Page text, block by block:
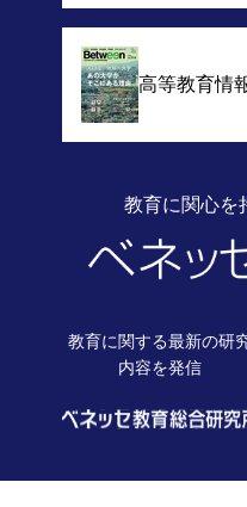
高等教育情
教育に関心を
教育に関する最新の研
内容を発信